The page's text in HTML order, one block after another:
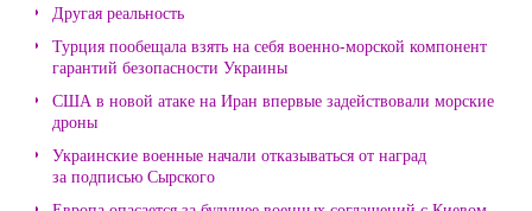
Другая реальность
Турция пообещала взять на себя военно-морской компонент
гарантий безопасности Украины
США в новой атаке на Иран впервые задействовали морские
дроны
Украинские военные начали отказываться от наград
за подписью Сырского